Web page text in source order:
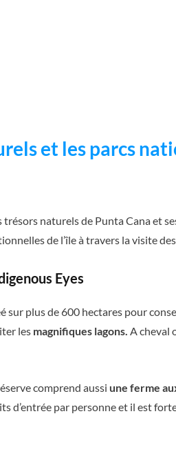
et les parcs
naturels de Punta Cana et
de l’île à travers la visite
Eyes
sur plus de 600 hectares pour
les magnifiques lagons. A cheval
comprend aussi une ferme
d’entrée par personne et il est